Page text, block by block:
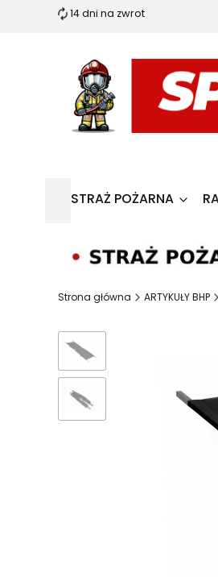
14 dni na zwrot
STRAŻ POŻARNA
Strona główna ARTYKUŁY BHP